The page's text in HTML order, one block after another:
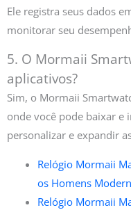
Ele registra seus dados
monitorar seu
5. O Mormaii
aplicativos?
Sim, o Mormaii
onde você pode baixar e
personalizar e expandir
Relógio Mormaii
os Homens
Relógio Mormaii